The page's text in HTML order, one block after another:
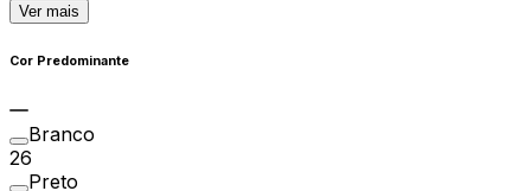
Ver mais
Cor Predominante
Branco
26
Preto